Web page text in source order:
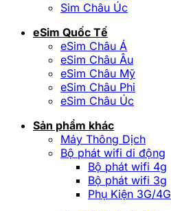
Sim Châu Úc
eSim Quốc Tế
eSim Châu Á
eSim Châu Âu
eSim Châu Mỹ
eSim Châu Phi
eSim Châu Úc
Sản phẩm khác
Máy Thông Dịch
Bộ phát wifi di động
Bộ phát wifi 4g
Bộ phát wifi 3g
Phụ Kiện 3G/4G